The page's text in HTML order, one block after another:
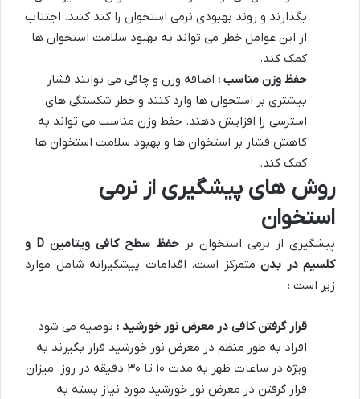
بگذارند و روند بهبودی نرمی استخوان را کند کنند. اجتناب
از این عوامل خطر می تواند به بهبود سلامت استخوان ها
کمک کند.
حفظ وزن مناسب : اضافه وزن و چاقی می توانند فشار
بیشتری بر استخوان ها وارد کنند و خطر شکستگی های
استرسی را افزایش دهند. حفظ وزن مناسب می تواند به
کاهش فشار بر استخوان ها و بهبود سلامت استخوان ها
کمک کند.
روش های پیشگیری از نرمی
استخوان
پیشگیری از نرمی استخوان برحفظ سطح کافی ویتامینD
و
کلسیم در بدن متمرکز است. اقدامات پیشگیرانه شامل موارد
زیر است :
قرار گرفتن کافی در معرض نور خورشید : توصیه می شود
افراد به طور منظم در معرض نور خورشید قرار بگیرند به
ویژه در ساعات ظهر به مدت ۱۰ تا ۳۰ دقیقه در روز. میزان
قرار گرفتن در معرض نور خورشید مورد نیاز بسته به